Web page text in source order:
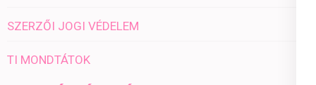
SZERZŐI JOGI VÉDELEM
TI MONDTÁTOK